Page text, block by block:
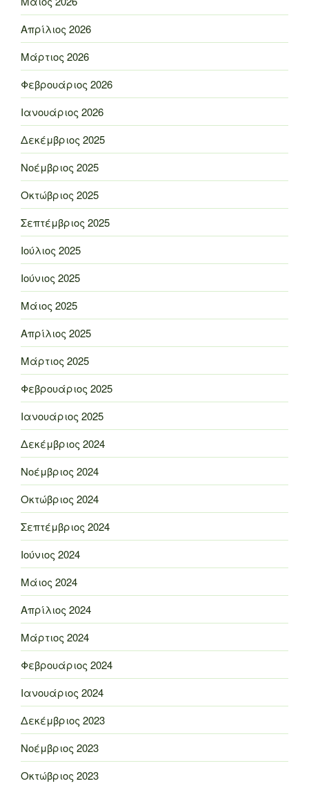
Απρίλιος 2026
Μάρτιος 2026
Φεβρουάριος 2026
Ιανουάριος 2026
Δεκέμβριος 2025
Νοέμβριος 2025
Οκτώβριος 2025
Σεπτέμβριος 2025
Ιούλιος 2025
Ιούνιος 2025
Μάιος 2025
Απρίλιος 2025
Μάρτιος 2025
Φεβρουάριος 2025
Ιανουάριος 2025
Δεκέμβριος 2024
Νοέμβριος 2024
Οκτώβριος 2024
Σεπτέμβριος 2024
Ιούνιος 2024
Μάιος 2024
Απρίλιος 2024
Μάρτιος 2024
Φεβρουάριος 2024
Ιανουάριος 2024
Δεκέμβριος 2023
Νοέμβριος 2023
Οκτώβριος 2023